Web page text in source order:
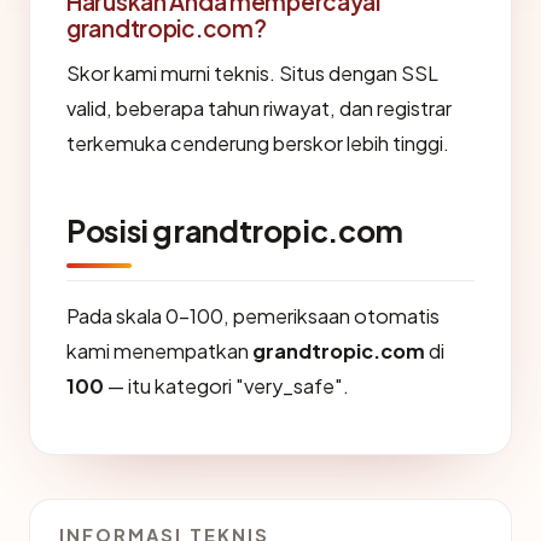
grandtropic.com?
Skor kami murni teknis. Situs dengan SSL
valid, beberapa tahun riwayat, dan registrar
terkemuka cenderung berskor lebih tinggi.
Posisi grandtropic.com
Pada skala 0-100, pemeriksaan otomatis
kami menempatkan grandtropic.comdi
100 — itu kategori "very_safe".
INFORMASI TEKNIS